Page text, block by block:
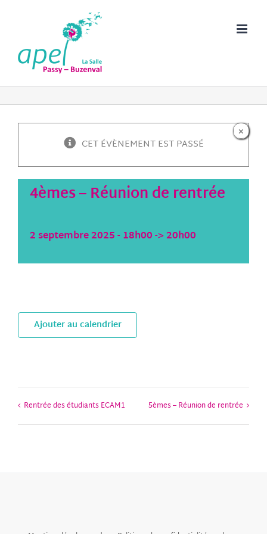
×
CET ÉVÈNEMENT EST PASSÉ
4èmes – Réunion de rentrée
2 septembre 2025 - 18h00->20h00
Ajouter au calendrier
Rentrée des étudiants ECAM1 5èmes – Réunion de rentrée